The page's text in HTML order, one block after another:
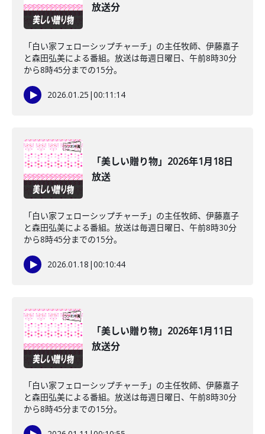
放送分
「白い家フェローシップチャーチ」の主任牧師、伊藤嘉子
と森田弘美による番組。放送は毎週日曜日、午前8時30分
から8時45分までの15分。
2026.01.25 |00:11:14
「美しい贈り物」2026年1月18日
放送
「白い家フェローシップチャーチ」の主任牧師、伊藤嘉子
と森田弘美による番組。放送は毎週日曜日、午前8時30分
から8時45分までの15分。
2026.01.18 |00:10:44
「美しい贈り物」2026年1月11日
放送分
「白い家フェローシップチャーチ」の主任牧師、伊藤嘉子
と森田弘美による番組。放送は毎週日曜日、午前8時30分
から8時45分までの15分。